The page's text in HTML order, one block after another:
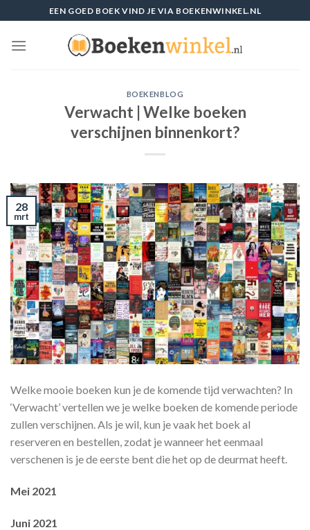
to
content
EEN GOED BOEK VIND JE VIA BOEKENWINKEL.NL
BOEKENBLOG
Verwacht | Welke boeken
verschijnen binnenkort?
28
mrt
Welke mooie boeken kun je de komende tijd verwachten? In
‘Verwacht’ vertellen we je welke boeken de komende periode
zullen verschijnen. Als je wil, kun je vaak het boek al
reserveren en bestellen, zodat je wanneer het eenmaal
verschenen is je de eerste bent die het op de deurmat heeft.
Mei 2021
Juni 2021